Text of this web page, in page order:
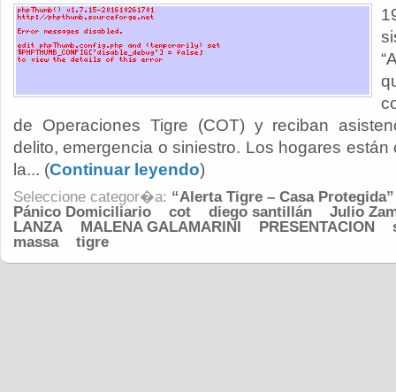
de Operaciones Tigre (COT) y reciban
delito, emergencia o siniestro. Los hogares
la... (Continuar leyendo)
Seleccione categor�a: “Alerta Tigre – Casa Protegida”
Pánico Domiciliario
cot diego santillán
Julio
LANZA
MALENA GALAMARINI PRESENTACION
massa
tigre